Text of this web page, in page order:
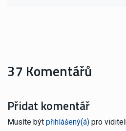
37 Komentářů
Přidat komentář
Musíte být přihlášený(á) pro